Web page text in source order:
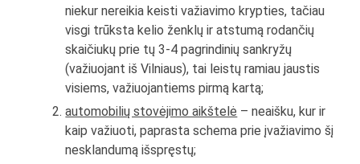
niekur nereikia keisti važiavimo krypties, tačiau
visgi trūksta kelio ženklų ir atstumą rodančių
skaičiukų prie tų 3-4 pagrindinių sankryžų
(važiuojant iš Vilniaus), tai leistų ramiau jaustis
visiems, važiuojantiems pirmą kartą;
automobilių stovėjimo aikštelė – neaišku, kur ir
kaip važiuoti, paprasta schema prie įvažiavimo šį
nesklandumą išspręstų;